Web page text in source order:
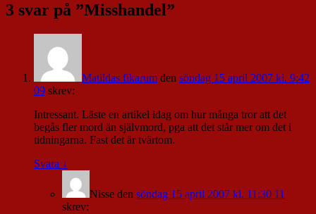
3 svar på ”Misshandel”
Matildas fikarum den söndag 15 april 2007 kl. 9:42
09 skrev:
Intressant. Läste en artikel idag om hur många tror att det
begås fler mord än självmord, pga att det står mer om det i
tidningarna. Fast det är tvärtom.
Svara ↓
Nisse den söndag 15 april 2007 kl. 11:30 11
skrev: